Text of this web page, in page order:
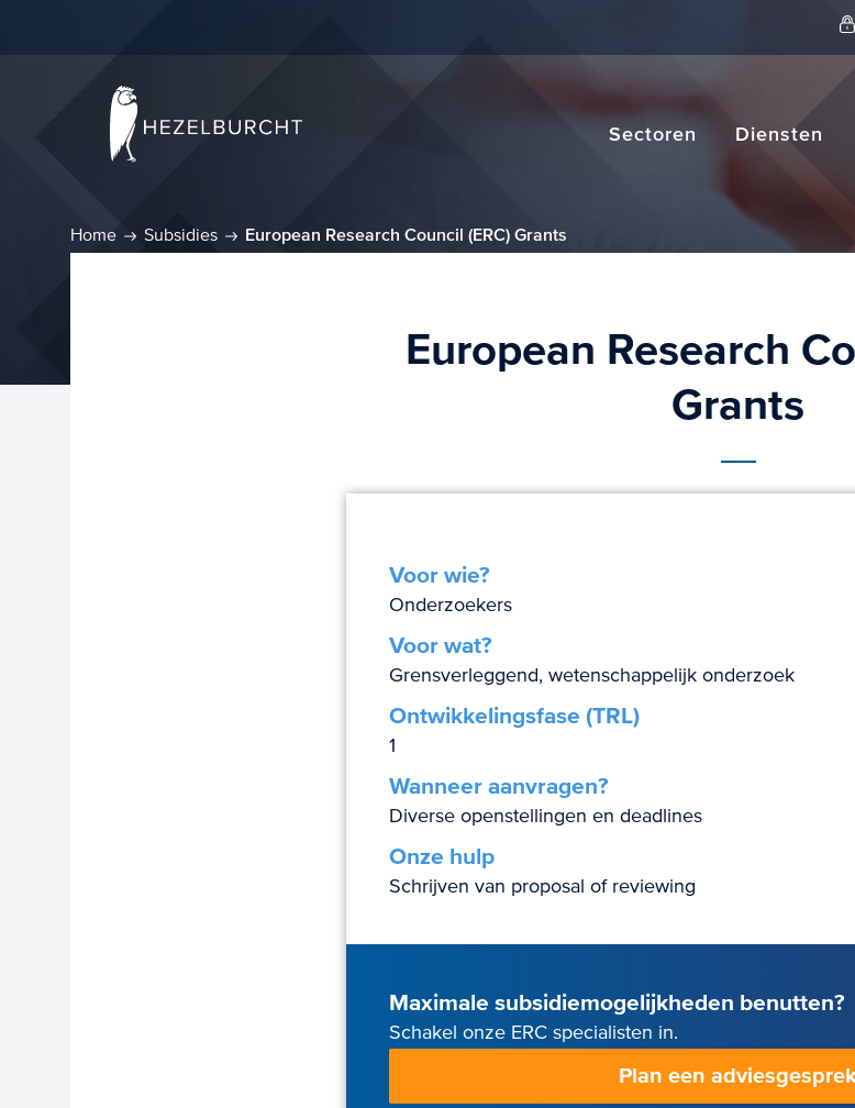
Sectoren Diensten
Home Subsidies European Research Council (ERC) Grants
European Research
Grants
Voor wie?
Onderzoekers
Voor wat?
Grensverleggend, wetenschappelijk onderzoek
Ontwikkelingsfase (TRL)
1
Wanneer aanvragen?
Diverse openstellingen en deadlines
Onze hulp
Schrijven van proposal of reviewing
Maximale subsidiemogelijkheden benutten?
Schakel onze ERC specialisten in.
Plan een